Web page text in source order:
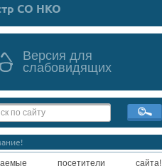
СО НКО
Версия для
слабовидящих
посетители сайта!